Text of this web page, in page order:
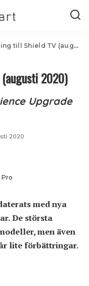
Shield TV (augusti 2020)
2020)
Upgrade
2020
Pro
med nya
De största
men även
lite förbättringar.